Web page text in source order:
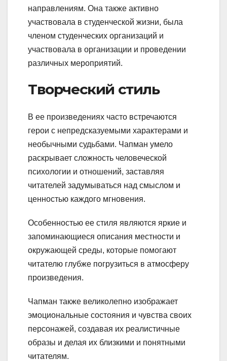
направлениям. Она также активно
участвовала в студенческой жизни, была
членом студенческих организаций и
участвовала в организации и проведении
различных мероприятий.
Творческий стиль
В ее произведениях часто встречаются
герои с непредсказуемыми характерами и
необычными судьбами. Чапман умело
раскрывает сложность человеческой
психологии и отношений, заставляя
читателей задумываться над смыслом и
ценностью каждого мгновения.
Особенностью ее стиля являются яркие и
запоминающиеся описания местности и
окружающей среды, которые помогают
читателю глубже погрузиться в атмосферу
произведения.
Чапман также великолепно изображает
эмоциональные состояния и чувства своих
персонажей, создавая их реалистичные
образы и делая их близкими и понятными
читателям.